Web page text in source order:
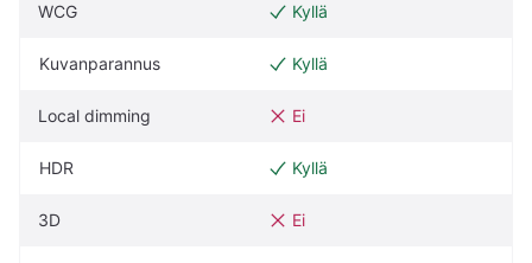
WCG Kyllä
Kuvanparannus Kyllä
Local dimming Ei
HDR Kyllä
3D Ei